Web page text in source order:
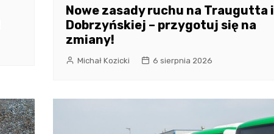
Nowe zasady ruchu na Traugutta i
Dobrzyńskiej – przygotuj się na
zmiany!
Michał Kozicki 6 sierpnia 2026